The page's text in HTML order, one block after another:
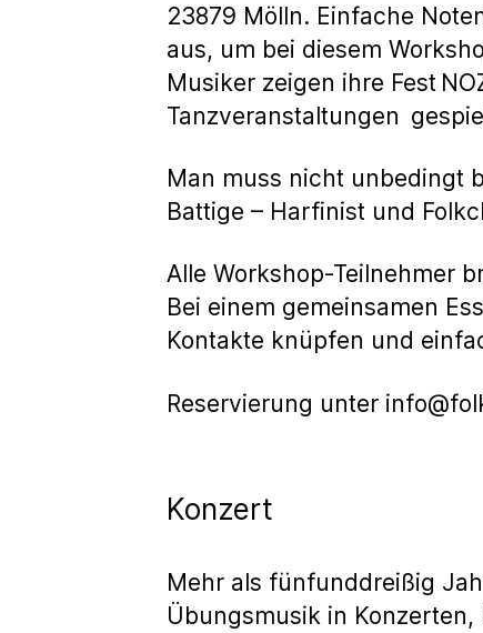
23879 Mölln. Einfache
aus, um bei diesem
Musiker zeigen ihre Fest
Tanzveranstaltungen
Man muss nicht unbedingt
Battige – Harfinist und
Alle Workshop-Teilnehmer
Bei einem gemeinsamen
Kontakte knüpfen und
Reservierung unter
Konzert
Mehr als fünfunddreißig
Übungsmusik in